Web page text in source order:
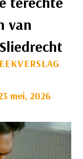
van
mei, 2026